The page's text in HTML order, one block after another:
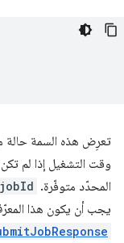
تعرِض هذه السمة حالة
وقت التشغيل إذا لم
المحدّد متوفّرة. jobId
يجب أن يكون هذا